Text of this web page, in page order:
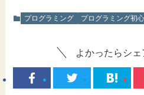
プログラミング プログラミング初
よかったらシェ